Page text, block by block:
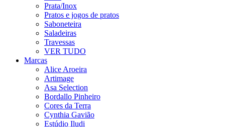
Prata/Inox
Pratos e jogos de pratos
Saboneteira
Saladeiras
Travessas
VER TUDO
Marcas
Alice Aroeira
Artimage
Asa Selection
Bordallo Pinheiro
Cores da Terra
Cynthia Gavião
Estúdio Iludi